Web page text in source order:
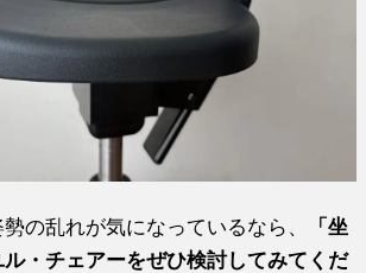
の乱れが気になっているなら、
「坐
・チェアーをぜひ検討してみてくだ